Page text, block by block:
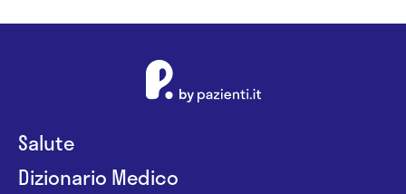
Salute
Dizionario Medico